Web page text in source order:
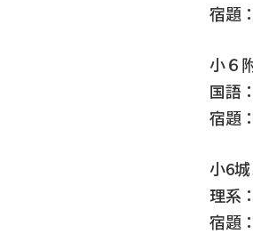
宿題
小６
国語
宿題
小6
理系
宿題